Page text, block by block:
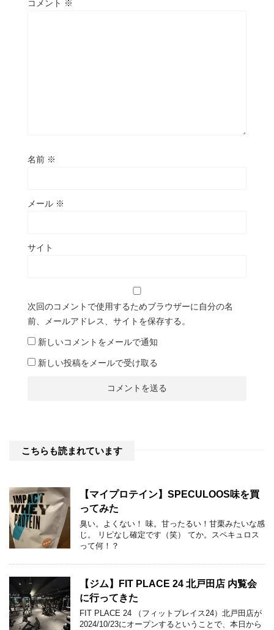
コメント ※
名前 ※
メール ※
サイト
次回のコメントで使用するためブラウザーに自分の名
前、メールアドレス、サイトを保存する。
新しいコメントをメールで通知
新しい投稿をメールで受け取る
こちらも読まれています
【マイプロテイン】SPECULOOS味を買
ってみた
臭い。よくない！ 味。甘ったるい！甘栗みたいな感
じ。 リピなし確定です（笑） てか。スペキュロス
って何！？
【ジム】FIT PLACE 24 北戸田店 内覧会
に行ってきた
FIT PLACE 24 （フィットプレイス24）北戸田店が
2024/10/23にオープンするということで、本日から